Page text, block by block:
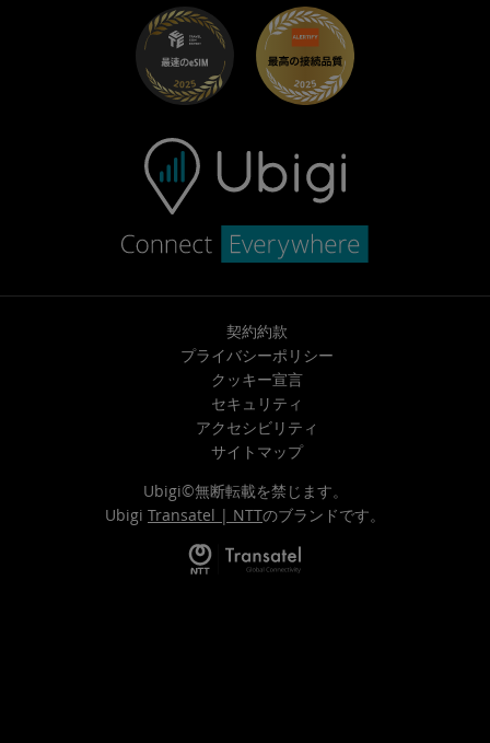
トラブルシューティング
ヘルプセンター
お問い合わせ先
契約約款
プライバシーポリシー
クッキー宣言
セキュリティ
アクセシビリティ
サイトマップ
Ubigi©無断転載を禁じます。
Ubigi Transatel | NTTのブランドです。